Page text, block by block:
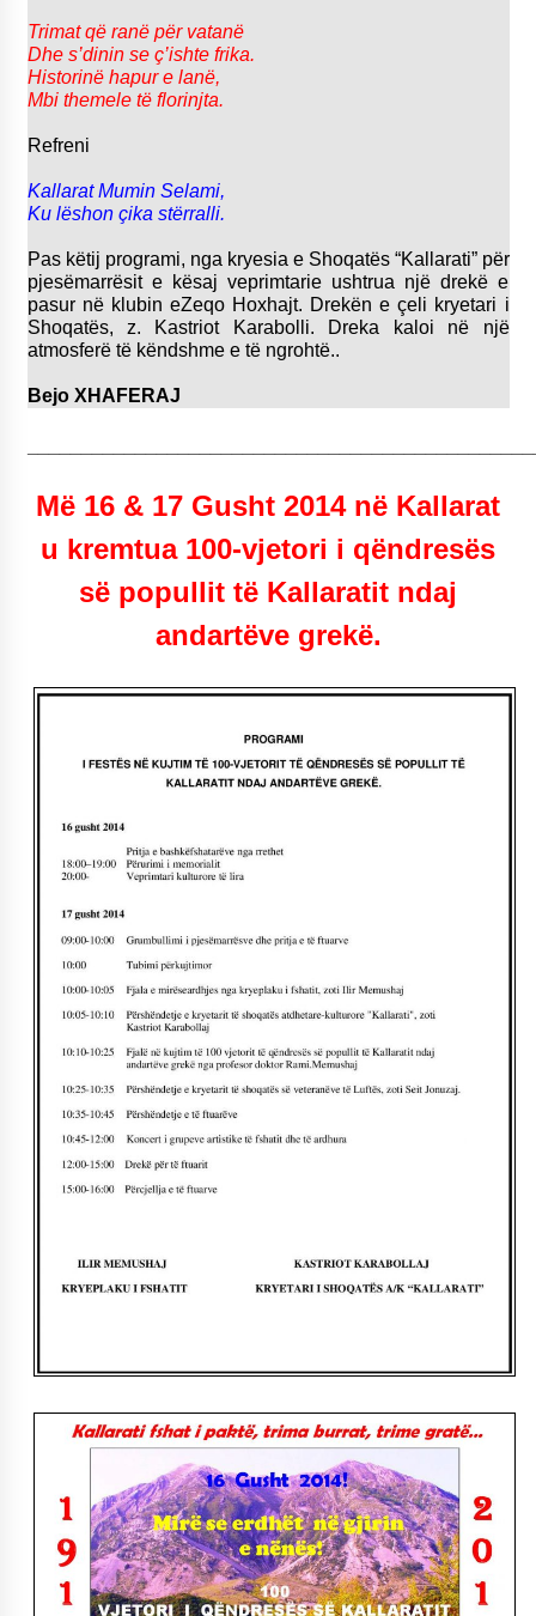
Trimat që ranë për vatanë
Dhe s’dinin se ç’ishte frika.
Historinë hapur e lanë,
Mbi themele të florinjta.
Refreni
Kallarat Mumin Selami,
Ku lëshon çika stërralli.
Pas këtij programi, nga kryesia e Shoqatës “Kallarati” për
pjesëmarrësit e kësaj veprimtarie ushtrua një drekë e
pasur në klubin eZeqo Hoxhajt. Drekën e çeli kryetari i
Shoqatës, z. Kastriot Karabolli. Dreka kaloi në një
atmosferë të këndshme e të ngrohtë..
Bejo XHAFERAJ
Më 16 & 17 Gusht 2014 në Kallarat
u kremtua 100-vjetori i qëndresës
së popullit të Kallaratit ndaj
andartëve grekë.